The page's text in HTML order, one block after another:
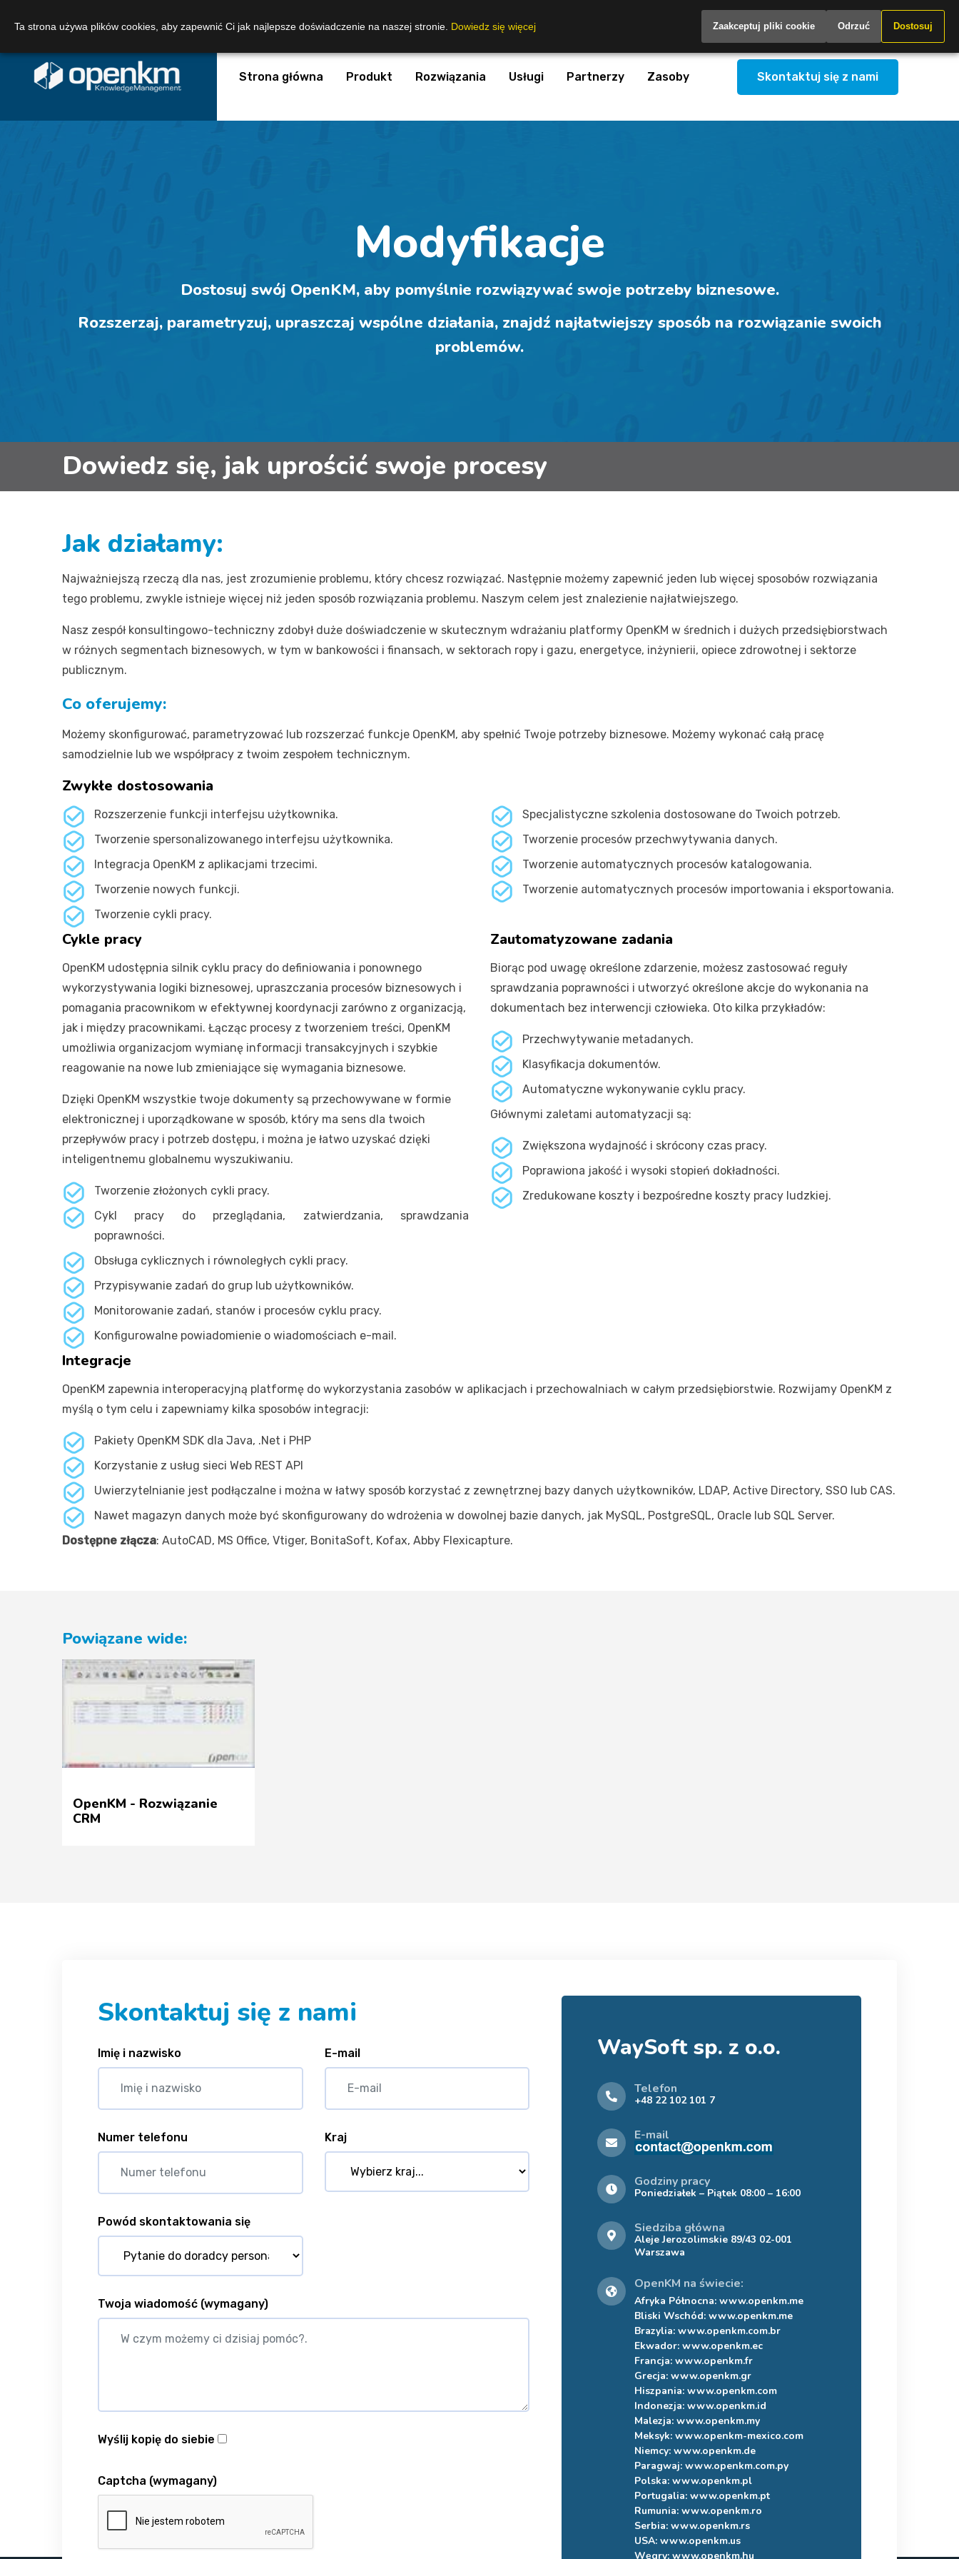
Strona główna Produkt Rozwiązania Usługi Partnerzy Zasoby Skontaktuj się z nami
Modyfikacje
Dostosuj swój OpenKM, aby pomyślnie rozwiązywać swoje potrzeby biznesowe.
Rozszerzaj, parametryzuj, upraszczaj wspólne działania, znajdź najłatwiejszy sposób na rozwiązanie swoich
problemów.
Dowiedz się, jak uprościć swoje procesy
Jak działamy:
Najważniejszą rzeczą dla nas, jest zrozumienie problemu, który chcesz rozwiązać. Następnie możemy zapewnić jeden lub więcej sposobów rozwiązania
tego problemu, zwykle istnieje więcej niż jeden sposób rozwiązania problemu. Naszym celem jest znalezienie najłatwiejszego.
Nasz zespół konsultingowo-techniczny zdobył duże doświadczenie w skutecznym wdrażaniu platformy OpenKM w średnich i dużych przedsiębiorstwach
w różnych segmentach biznesowych, w tym w bankowości i finansach, w sektorach ropy i gazu, energetyce, inżynierii, opiece zdrowotnej i sektorze
publicznym.
Co oferujemy:
Możemy skonfigurować, parametryzować lub rozszerzać funkcje OpenKM, aby spełnić Twoje potrzeby biznesowe. Możemy wykonać całą pracę
samodzielnie lub we współpracy z twoim zespołem technicznym.
Zwykłe dostosowania
Rozszerzenie funkcji interfejsu użytkownika.
Tworzenie spersonalizowanego interfejsu użytkownika.
Integracja OpenKM z aplikacjami trzecimi.
Tworzenie nowych funkcji.
Tworzenie cykli pracy.
Specjalistyczne szkolenia dostosowane do Twoich potrzeb.
Tworzenie procesów przechwytywania danych.
Tworzenie automatycznych procesów katalogowania.
Tworzenie automatycznych procesów importowania i eksportowania.
Cykle pracy
OpenKM udostępnia silnik cyklu pracy do definiowania i ponownego
wykorzystywania logiki biznesowej, upraszczania procesów biznesowych i
pomagania pracownikom w efektywnej koordynacji zarówno z organizacją,
jak i między pracownikami. Łącząc procesy z tworzeniem treści, OpenKM
umożliwia organizacjom wymianę informacji transakcyjnych i szybkie
reagowanie na nowe lub zmieniające się wymagania biznesowe.
Dzięki OpenKM wszystkie twoje dokumenty są przechowywane w formie
elektronicznej i uporządkowane w sposób, który ma sens dla twoich
przepływów pracy i potrzeb dostępu, i można je łatwo uzyskać dzięki
inteligentnemu globalnemu wyszukiwaniu.
Tworzenie złożonych cykli pracy.
Cykl pracy do przeglądania, zatwierdzania, sprawdzania
poprawności.
Obsługa cyklicznych i równoległych cykli pracy.
Przypisywanie zadań do grup lub użytkowników.
Monitorowanie zadań, stanów i procesów cyklu pracy.
Konfigurowalne powiadomienie o wiadomościach e-mail.
Zautomatyzowane zadania
Biorąc pod uwagę określone zdarzenie, możesz zastosować reguły
sprawdzania poprawności i utworzyć określone akcje do wykonania na
dokumentach bez interwencji człowieka. Oto kilka przykładów:
Przechwytywanie metadanych.
Klasyfikacja dokumentów.
Automatyczne wykonywanie cyklu pracy.
Głównymi zaletami automatyzacji są:
Zwiększona wydajność i skrócony czas pracy.
Poprawiona jakość i wysoki stopień dokładności.
Zredukowane koszty i bezpośredne koszty pracy ludzkiej.
Integracje
OpenKM zapewnia interoperacyjną platformę do wykorzystania zasobów w aplikacjach i przechowalniach w całym przedsiębiorstwie. Rozwijamy OpenKM z
myślą o tym celu i zapewniamy kilka sposobów integracji:
Pakiety OpenKM SDK dla Java, .Net i PHP
Korzystanie z usług sieci Web REST API
Uwierzytelnianie jest podłączalne i można w łatwy sposób korzystać z zewnętrznej bazy danych użytkowników, LDAP, Active Directory, SSO lub CAS.
Nawet magazyn danych może być skonfigurowany do wdrożenia w dowolnej bazie danych, jak MySQL, PostgreSQL, Oracle lub SQL Server.
Dostępne złącza: AutoCAD, MS Office, Vtiger, BonitaSoft, Kofax, Abby Flexicapture.
Powiązane wide:
OpenKM - Rozwiązanie
CRM
Skontaktuj się z nami
Imię i nazwisko E-mail
Numer telefonu Kraj
Powód skontaktowania się
Twoja wiadomość (wymagany)
Wyślij kopię do siebie
Captcha (wymagany)
WaySoft sp. z o.o.
Telefon
+48 22 102 101 7
E-mail
Godziny pracy
Poniedziałek – Piątek 08:00 – 16:00
Siedziba główna
Aleje Jerozolimskie 89/43 02-001
Warszawa
OpenKM na świecie:
Afryka Północna:www.openkm.me
Bliski Wschód:www.openkm.me
Brazylia:www.openkm.com.br
Ekwador:www.openkm.ec
Francja:www.openkm.fr
Grecja:www.openkm.gr
Hiszpania:www.openkm.com
Indonezja:www.openkm.id
Malezja:www.openkm.my
Meksyk:www.openkm-mexico.com
Niemcy:www.openkm.de
Paragwaj:www.openkm.com.py
Polska:www.openkm.pl
Portugalia:www.openkm.pt
Rumunia:www.openkm.ro
Serbia:www.openkm.rs
USA:www.openkm.us
Węgry:www.openkm.hu
Ta strona używa plików cookies, aby zapewnić Ci jak najlepsze doświadczenie na naszej stronie. Dowiedz się więcej Zaakceptuj pliki cookie Odrzuć Dostosuj